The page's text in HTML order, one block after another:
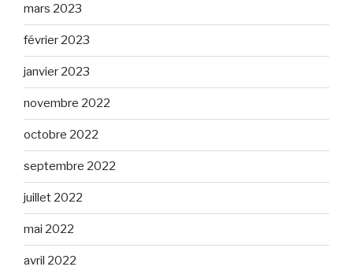
mars 2023
février 2023
janvier 2023
novembre 2022
octobre 2022
septembre 2022
juillet 2022
mai 2022
avril 2022